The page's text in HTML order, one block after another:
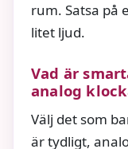
rum. Satsa på
litet ljud.
Vad är
analog
Välj det som
är tydligt,